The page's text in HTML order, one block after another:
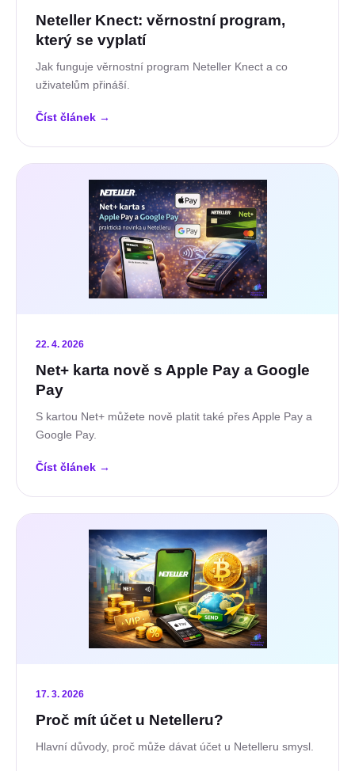
Neteller Knect: věrnostní program,
který se vyplatí
Jak funguje věrnostní program Neteller Knect a co
uživatelům přináší.
Číst článek →
22. 4. 2026
Net+ karta nově s Apple Pay a Google
Pay
S kartou Net+ můžete nově platit také přes Apple Pay a
Google Pay.
Číst článek →
17. 3. 2026
Proč mít účet u Netelleru?
Hlavní důvody, proč může dávat účet u Netelleru smysl.